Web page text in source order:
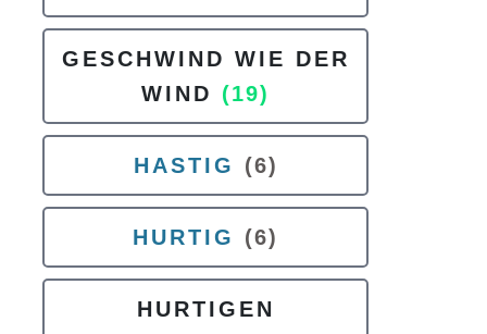
GESCHWIND WIE DER
WIND (19)
HASTIG (6)
HURTIG (6)
HURTIGEN